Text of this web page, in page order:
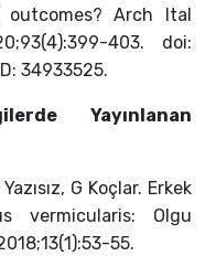
Arch Ital
403. doi:
34933525.
Yayınlanan
G Koçlar. Erkek
vermicularis: Olgu
55.